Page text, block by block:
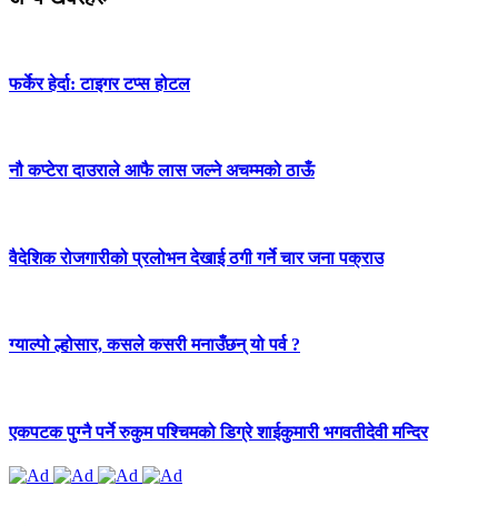
फर्केर हेर्दा: टाइगर टप्स होटल
नौ कप्टेरा दाउराले आफै लास जल्ने अचम्मको ठाऊँ
वैदेशिक रोजगारीको प्रलोभन देखाई ठगी गर्ने चार जना पक्राउ
ग्याल्पो ल्होसार, कसले कसरी मनाउँछन् यो पर्व ?
एकपटक पुग्‍नै पर्ने रुकुम पश्चिमको डिग्रे शाईकुमारी भगवतीदेवी मन्दिर